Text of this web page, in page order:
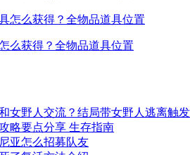
么获得？全物品道具位置
女野人交流？结局带女野人逃离触
略要点分享 生存指南
亚怎么招募队友